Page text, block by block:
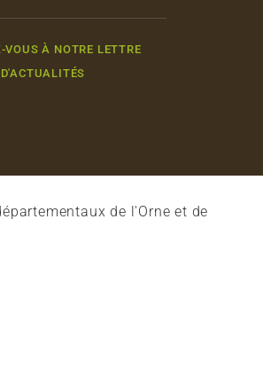
VOUS À NOTRE LETTRE
D'ACTUALITÉS
de l'Orne et de